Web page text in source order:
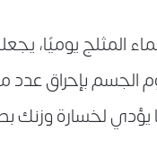
الجسم بإحراق عدد
يؤدي لخسارة وزنك